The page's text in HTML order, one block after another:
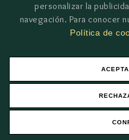
personalizar la
navegación. Para conocer
Política de
Financiado por el Programa